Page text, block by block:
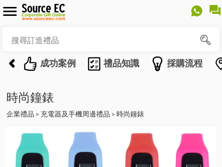
成功案例 禮品知識 採購流程
時尚鐘錶
企業禮品 > 充電器及手機周邊禮品 > 時尚鐘錶